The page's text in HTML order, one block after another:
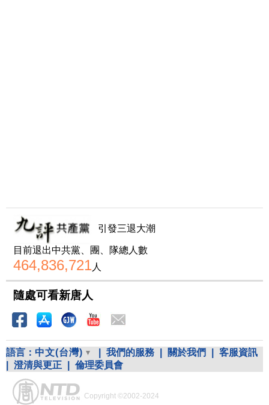
引發三退大潮
目前退出中共黨、團、隊總人數
464,836,721人
隨處可看新唐人
語言： 中文(台灣) 我們的服務 關於我們
客服資訊
澄清與更正 倫理委員會
Copyright ©2002-2024